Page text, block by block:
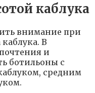
каблука
внимание при
В
и
ботильоны с
средним